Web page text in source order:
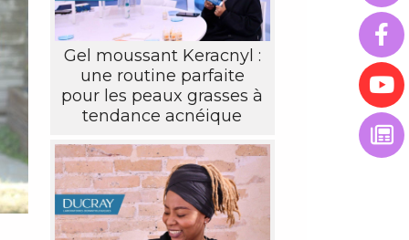
Gel moussant Keracnyl :
une routine parfaite
pour les peaux grasses à
tendance acnéique